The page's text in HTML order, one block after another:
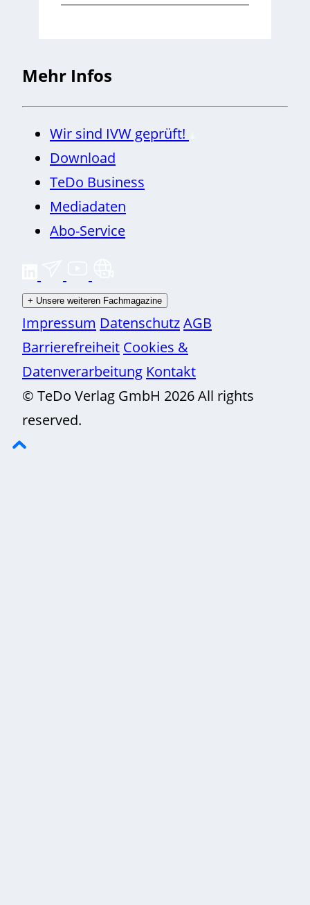
Mehr Infos
Wir sind IVW geprüft!
Download
TeDo Business
Mediadaten
Abo-Service
+ Unsere weiteren Fachmagazine
Impressum DatenschutzAGB
Barrierefreiheit Cookies &
Datenverarbeitung Kontakt
© TeDo Verlag GmbH 2026 All rights
reserved.